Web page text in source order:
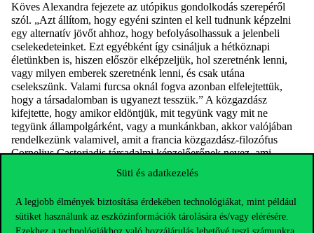
Süti és adatkezelés
A legjobb élmények biztosítása érdekében technológiákat, mint például
sütiket használunk az eszközinformációk tárolására és/vagy elérésére.
Ezekhez a technológiákhoz való hozzájárulás lehetővé teszi számunkra
Köves Alexandra fejezete az utópikus gondolkodás szerepéről
szól. „Azt állítom, hogy egyéni szinten el kell tudnunk képzelni
egy alternatív jövőt ahhoz, hogy befolyásolhassuk a jelenbeli
cselekedeteinket. Ezt egyébként így csináljuk a hétköznapi
életünkben is, hiszen először elképzeljük, hol szeretnénk lenni,
vagy milyen emberek szeretnénk lenni, és csak utána
cselekszünk. Valami furcsa oknál fogva azonban elfelejtettük,
hogy a társadalomban is ugyanezt tesszük.” A közgazdász
kifejtette, hogy amikor eldöntjük, mit tegyünk vagy mit ne
tegyünk állampolgárként, vagy a munkánkban, akkor valójában
rendelkezünk valamivel, amit a francia közgazdász-filozófus
CorneliusCastoriadistársadalmi képzelőerőnek nevez, ami
hozzájárul az intézmények kialakulásához. Köves Alexandra
kiemelte, hogy ez a folyamat nem tudatosan játszódik le bennünk.
módja, hogy kritikusan értékeljük azt, amiben most élünk, és
ezzel a konstruktív kritikával meg tudunk határozni néhány